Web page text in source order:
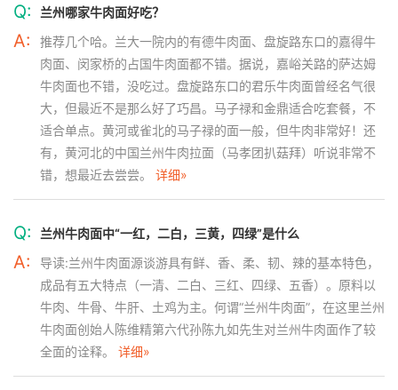
Q: 兰州哪家牛肉面好吃？
A:
推荐几个哈。兰大一院内的有德牛肉面、盘旋路东口的嘉得牛
肉面、闵家桥的占国牛肉面都不错。据说，嘉峪关路的萨达姆
牛肉面也不错，没吃过。盘旋路东口的君乐牛肉面曾经名气很
大，但最近不是那么好了巧昌。马子禄和金鼎适合吃套餐，不
适合单点。黄河或雀北的马子禄的面一般，但牛肉非常好！还
有，黄河北的中国兰州牛肉拉面（马孝团扒菇拜）听说非常不
错，想最近去尝尝。 详细»
Q: 兰州牛肉面中“一红，二白，三黄，四绿”是什么
A:
导读:兰州牛肉面源谈游具有鲜、香、柔、韧、辣的基本特色，
成品有五大特点（一清、二白、三红、四绿、五香）。原料以
牛肉、牛骨、牛肝、土鸡为主。何谓“兰州牛肉面”，在这里兰州
牛肉面创始人陈维精第六代孙陈九如先生对兰州牛肉面作了较
全面的诠释。 详细»